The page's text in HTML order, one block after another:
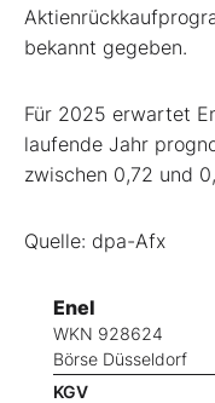
bekannt gegeben.
Für 2025 erwartet
laufende Jahr
zwischen 0,72 und
Quelle: dpa-Afx
Enel
WKN 928624
Börse Düsseldorf
KGV